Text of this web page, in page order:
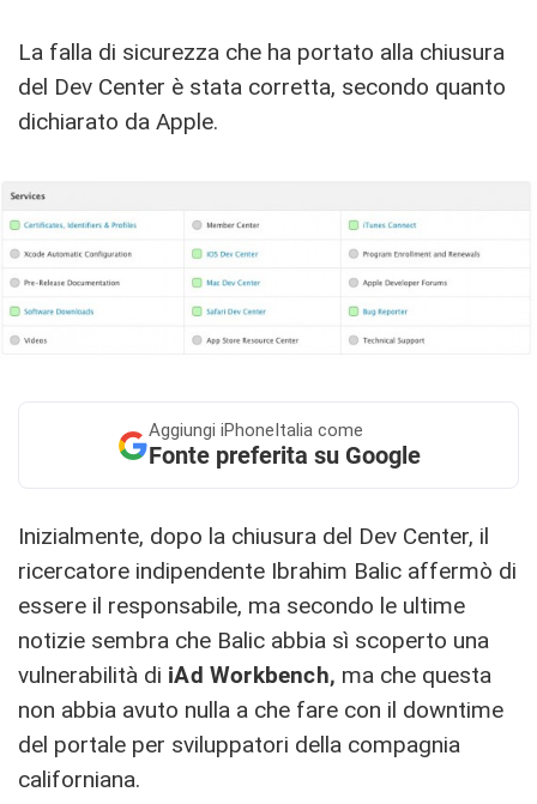
La falla di sicurezza che ha portato alla chiusura
del Dev Center è stata corretta, secondo quanto
dichiarato da Apple.
Aggiungi iPhoneItalia come
Fonte preferita su Google
Inizialmente, dopo la chiusura del Dev Center, il
ricercatore indipendente Ibrahim Balic affermò di
essere il responsabile, ma secondo le ultime
notizie sembra che Balic abbia sì scoperto una
vulnerabilità di iAd Workbench, ma che questa
non abbia avuto nulla a che fare con il downtime
del portale per sviluppatori della compagnia
californiana.